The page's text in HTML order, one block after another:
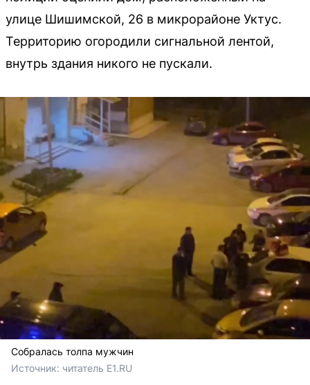
улице Шишимской, 26 в микрорайоне Уктус.
Территорию огородили сигнальной лентой,
внутрь здания никого не пускали.
Собралась толпа мужчин
Источник: читатель E1.RU